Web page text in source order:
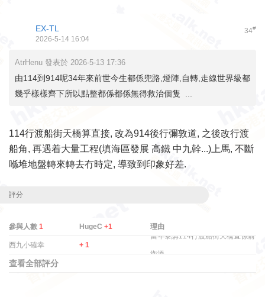
34#
EX-TL
2026-5-14 16:04
AtrHenu 發表於 2026-5-13 17:36
由114到914呢34年來前世今生都係兜路,燈陣,自轉,走線世界級都
幾乎樣樣齊下所以點整都係都係無得救治個隻 ...
114行渡船街天橋算直接, 改為914後行彌敦道, 之後改行渡
船角, 再遇着大量工程(填海區發展 高鐵 中九幹...)上馬, 不斷
喺堆地盤轉來轉去冇時定, 導致到印象好差.
評分
參與人數 1 HugeC+1 理由
西九小確幸 + 1
當年黎講114行渡船街天橋直係前
衛添 ...
查看全部評分